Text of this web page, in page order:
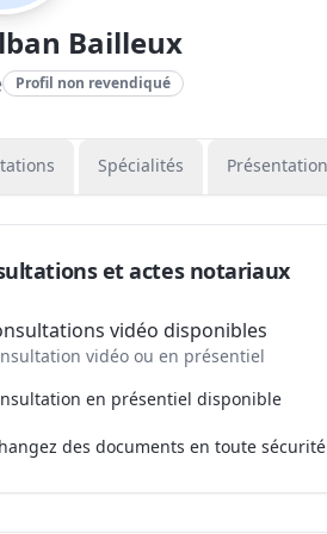
Bailleux
Profil non revendiqué
Spécialités Présentation
et actes notariaux
vidéo disponibles
vidéo ou en présentiel
en présentiel disponible
des documents en toute sécurité